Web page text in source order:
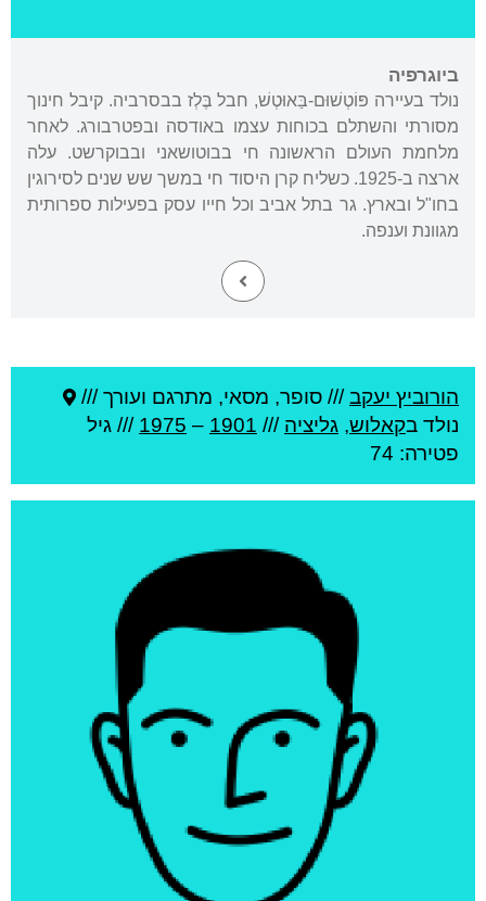
ביוגרפיה
נולד בעיירה פּוֹטְשׁוּם-בַּאוּטְשׁ, חבל בֶּלְז בבסרביה. קיבל חינוך
מסורתי והשתלם בכוחות עצמו באודסה ובפטרבורג. לאחר
מלחמת העולם הראשונה חי בבוטושאני ובבוקרשט. עלה
ארצה ב-1925. כשליח קרן היסוד חי במשך שש שנים לסירוגין
בחו"ל ובארץ. גר בתל אביב וכל חייו עסק בפעילות ספרותית
מגוונת וענפה.
הורוביץ יעקב/// סופר, מסאי, מתרגם ועורך ///
נולד בקאלוש, גליציה ///
1901
–
1975 /// גיל
פטירה: 74